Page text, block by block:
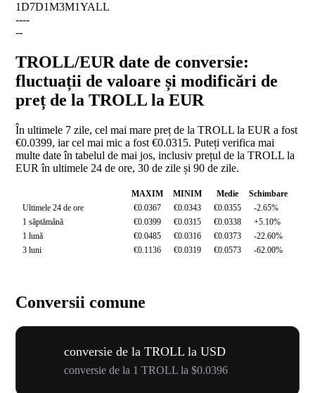
1D7D1M3M1YALL
----
--
TROLL/EUR date de conversie:
fluctuații de valoare și modificări de
preț de la TROLL la EUR
În ultimele 7 zile, cel mai mare preț de la TROLL la EUR a fost
€0.0399, iar cel mai mic a fost €0.0315. Puteți verifica mai
multe date în tabelul de mai jos, inclusiv prețul de la TROLL la
EUR în ultimele 24 de ore, 30 de zile și 90 de zile.
MAXIM MINIM Medie
Schimbare
Ultimele 24 de ore
€0.0367 €0.0343 €0.0355
-2.65%
1 săptămână
€0.0399 €0.0315 €0.0338
+5.10%
1 lună
€0.0485 €0.0316 €0.0373
-22.60%
3 luni
€0.1136 €0.0319 €0.0573 -62.00%
Conversii comune
conversie de la TROLL la USD
conversie de la 1 TROLL la $0.0396